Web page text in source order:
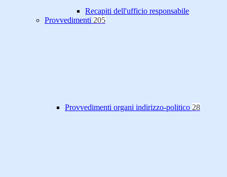
Recapiti dell'ufficio responsabile
Provvedimenti 205
Provvedimenti organi indirizzo-politico 28